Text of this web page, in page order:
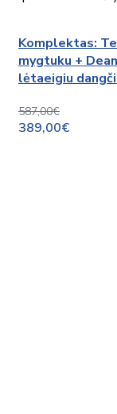
Komplektas:
mygtuku +
lėtaeigiu
587,00€
389,00€